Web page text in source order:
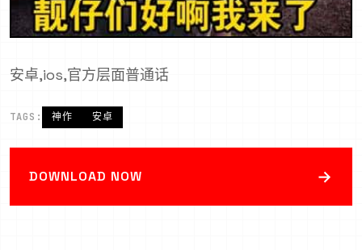
安卓,ios,官方层面普通话
TAGS: 神作 安卓
DOWNLOAD NOW →